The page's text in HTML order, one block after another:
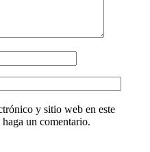
y sitio web en este
un comentario.